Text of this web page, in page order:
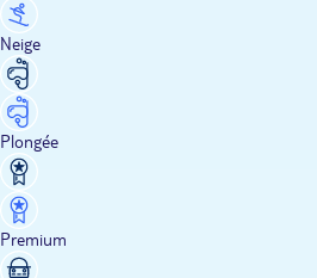
Neige
Plongée
Premium